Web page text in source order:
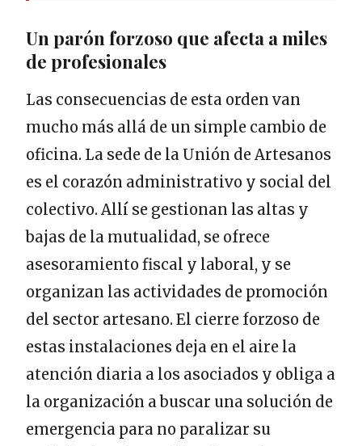
Un parón forzoso que afecta a miles
de profesionales
Las consecuencias de esta orden van
mucho más allá de un simple cambio de
oficina. La sede de la Unión de Artesanos
es el corazón administrativo y social del
colectivo. Allí se gestionan las altas y
bajas de la mutualidad, se ofrece
asesoramiento fiscal y laboral, y se
organizan las actividades de promoción
del sector artesano. El cierre forzoso de
estas instalaciones deja en el aire la
atención diaria a los asociados y obliga a
la organización a buscar una solución de
emergencia para no paralizar su